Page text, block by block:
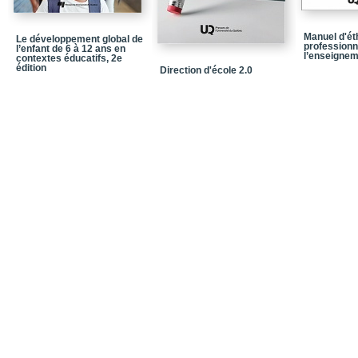
Faire la liste complète
Le développement global de
l’enfant de 6 à 12 ans en
contextes éducatifs, 2e
édition
Direction d'école 2.0
Manuel